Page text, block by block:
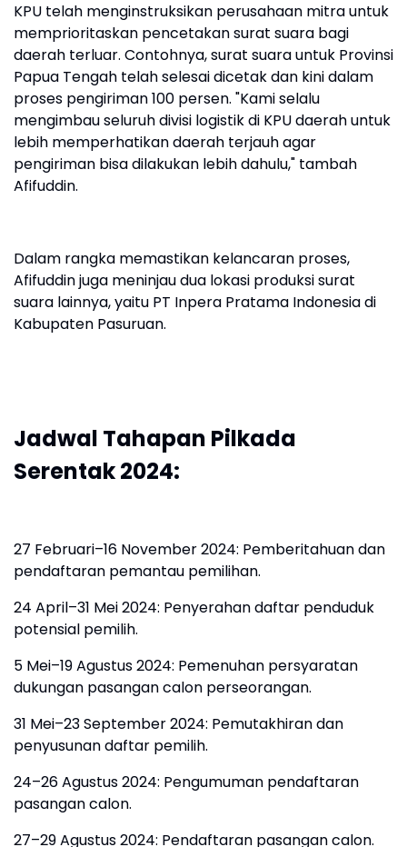
KPU telah menginstruksikan perusahaan mitra untuk
memprioritaskan pencetakan surat suara bagi
daerah terluar. Contohnya, surat suara untuk Provinsi
Papua Tengah telah selesai dicetak dan kini dalam
proses pengiriman 100 persen. "Kami selalu
mengimbau seluruh divisi logistik di KPU daerah untuk
lebih memperhatikan daerah terjauh agar
pengiriman bisa dilakukan lebih dahulu," tambah
Afifuddin.
Dalam rangka memastikan kelancaran proses,
Afifuddin juga meninjau dua lokasi produksi surat
suara lainnya, yaitu PT Inpera Pratama Indonesia di
Kabupaten Pasuruan.
Jadwal Tahapan Pilkada
Serentak 2024:
27 Februari–16 November 2024: Pemberitahuan dan
pendaftaran pemantau pemilihan.
24 April–31 Mei 2024: Penyerahan daftar penduduk
potensial pemilih.
5 Mei–19 Agustus 2024: Pemenuhan persyaratan
dukungan pasangan calon perseorangan.
31 Mei–23 September 2024: Pemutakhiran dan
penyusunan daftar pemilih.
24–26 Agustus 2024: Pengumuman pendaftaran
pasangan calon.
27–29 Agustus 2024: Pendaftaran pasangan calon.